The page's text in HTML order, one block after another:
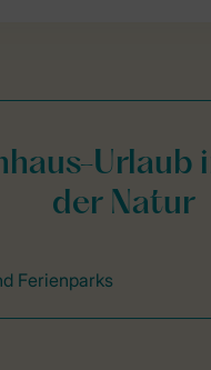
Urlaub
der Natur
Ferienparks